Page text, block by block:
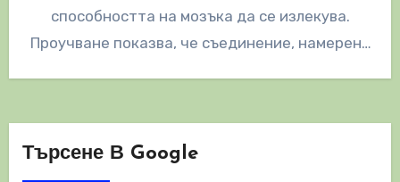
способността на мозъка да се излекува.
Проучване показва, че съединение, намерено
Търсене В Google